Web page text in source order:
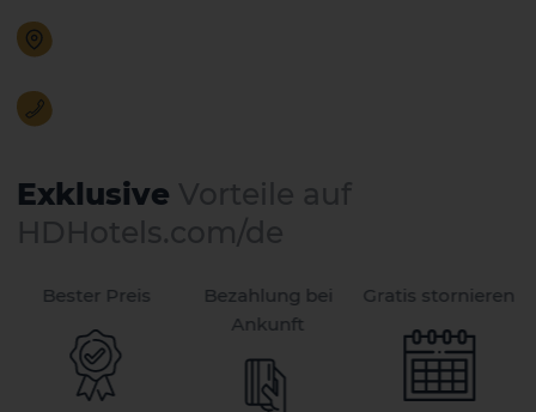
Exklusive
Bester Preis
Bezahlung bei
Ankunft
Gratis stornieren